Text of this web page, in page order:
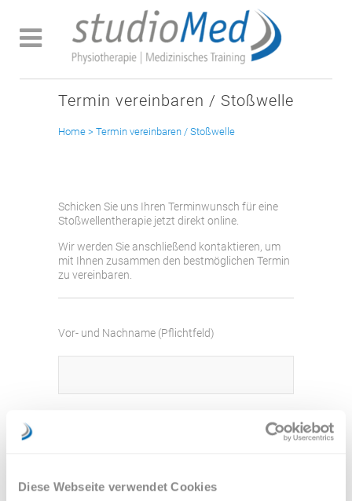
Diese Webseite verwendet Cookies
Termin vereinbaren / Stoßwelle
Home > Termin vereinbaren / Stoßwelle
Schicken Sie uns Ihren Terminwunsch für eine
Stoßwellentherapie jetzt direkt online.
Wir werden Sie anschließend kontaktieren, um
mit Ihnen zusammen den bestmöglichen Termin
zu vereinbaren.
Vor- und Nachname (Pflichtfeld)